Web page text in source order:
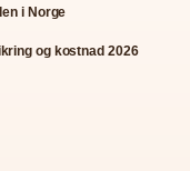
i Norge
og kostnad 2026